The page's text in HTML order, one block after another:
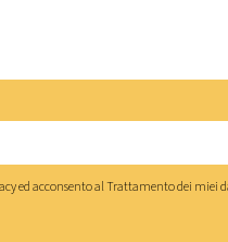
ed acconsento alTrattamento dei miei